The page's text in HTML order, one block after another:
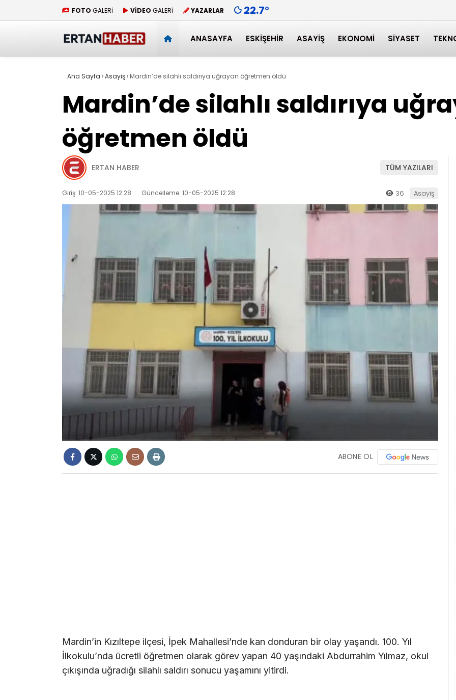
FOTO GALERİ VİDEO GALERİ YAZARLAR 22.7°
ANASAYFA ESKIŞEHIR ASAYIŞ EKONOMI SIYASET
Ana Sayfa ›Asayiş› Mardin’de silahlı saldırıya uğrayan öğretmen öldü
Mardin’de silahlı saldırıya
öğretmen öldü
ERTAN HABER TÜM YAZILARI
Giriş: 10-05-2025 12:28 Güncelleme: 10-05-2025 12:28 36 Asayiş
ABONE OL
Mardin’in Kızıltepe ilçesi, İpek Mahallesi’nde kan donduran bir olay yaşandı. 100. Yıl
İlkokulu’nda ücretli öğretmen olarak görev yapan 40 yaşındaki Abdurrahim Yılmaz, okul
çıkışında uğradığı silahlı saldırı sonucu yaşamını yitirdi.